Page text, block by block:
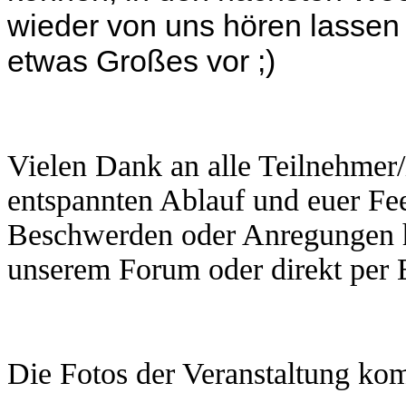
wieder von uns hören
etwas Großes vor ;)
Vielen Dank an alle
entspannten Ablauf und euer
Beschwerden oder
unserem Forum oder direkt per
Die Fotos der Veranstaltung